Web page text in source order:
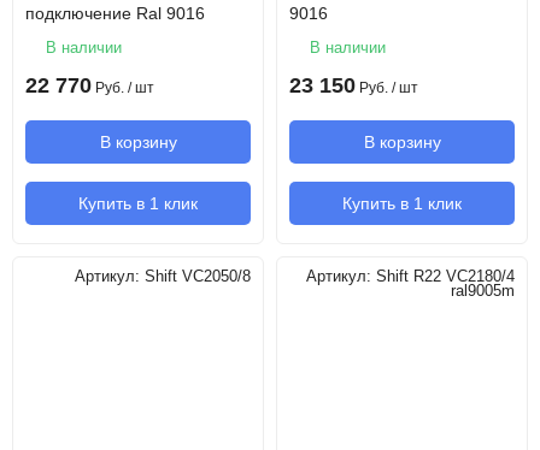
подключение Ral 9016
В наличии
22 770 Руб. / шт
В корзину
Купить в 1 клик
9016
В наличии
23 150 Руб. / шт
В корзину
Купить в 1 клик
Артикул: Shift VC2050/8 Артикул: Shift R22 VC2180/4
ral9005m